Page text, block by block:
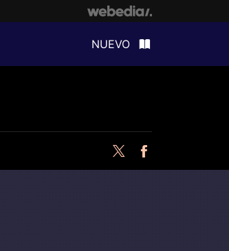
NUEVO
Twitter